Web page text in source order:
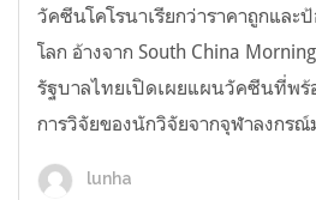
วัคซีนโคโรนาเรียกว่าราคาถูกแล
โลก อ้างจาก South China
รัฐบาลไทยเปิดเผยแผนวัคซีนที่พร้
การวิจัยของนักวิจัยจากจุฬาลงกรณ์
lunha